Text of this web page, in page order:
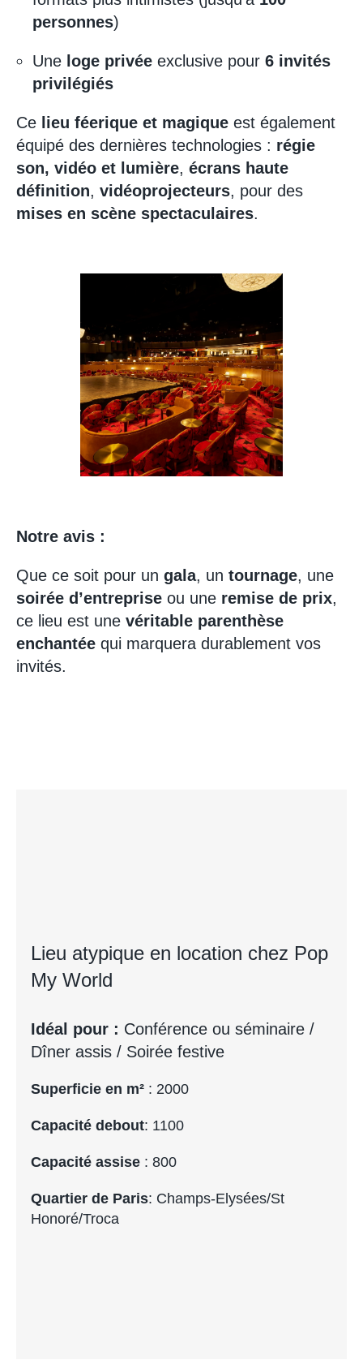
personnes)
Une loge privée exclusive pour 6 invités
privilégiés
Ce lieu féerique et magique est également
équipé des dernières technologies : régie
son, vidéo et lumière, écrans haute
définition, vidéoprojecteurs, pour des
mises en scène spectaculaires.
Notre avis :
Que ce soit pour un gala, un tournage, une
soirée d’entreprise ou une remise de prix,
ce lieu est une véritable parenthèse
enchantée qui marquera durablement vos
invités.
Lieu atypique en location chez Pop
My World
Idéal pour : Conférence ou séminaire /
Dîner assis / Soirée festive
Superficie en m² : 2000
Capacité debout: 1100
Capacité assise : 800
Quartier de Paris: Champs-Elysées/St
Honoré/Troca